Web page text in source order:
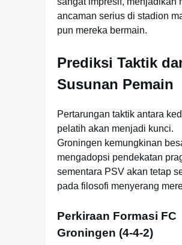
ancaman serius di stadion
pun mereka bermain.
Prediksi Taktik
Susunan Pemain
Pertarungan taktik antara
pelatih akan menjadi kunci.
Groningen kemungkinan
mengadopsi pendekatan
sementara PSV akan tetap
pada filosofi menyerang
Perkiraan Formasi FC
Groningen (4-4-2)